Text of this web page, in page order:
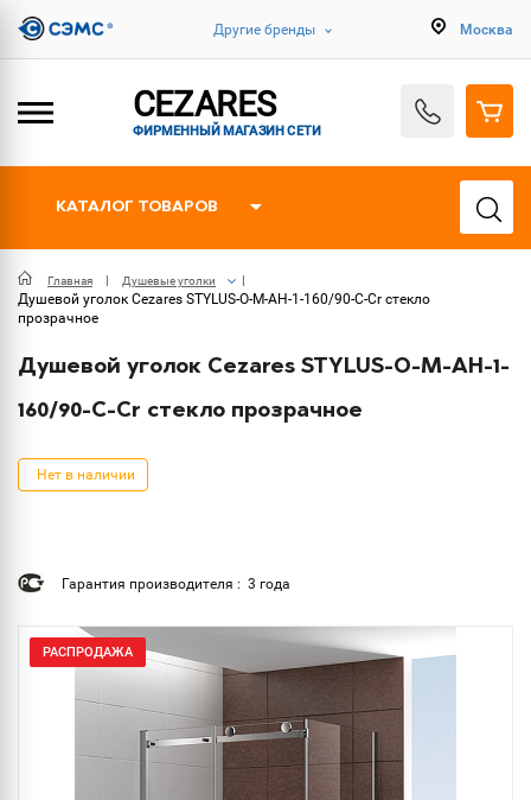
Другие бренды Москва
CEZARES
ФИРМЕННЫЙ МАГАЗИН СЕТИ
КАТАЛОГ ТОВАРОВ
Главная Душевые уголки
Душевой уголок Cezares STYLUS-O-M-AH-1-160/90-C-Cr стекло
прозрачное
Душевой уголок Cezares STYLUS-O-M-AH-1-
160/90-C-Cr стекло прозрачное
Нет в наличии
Гарантия производителя : 3 года
РАСПРОДАЖА